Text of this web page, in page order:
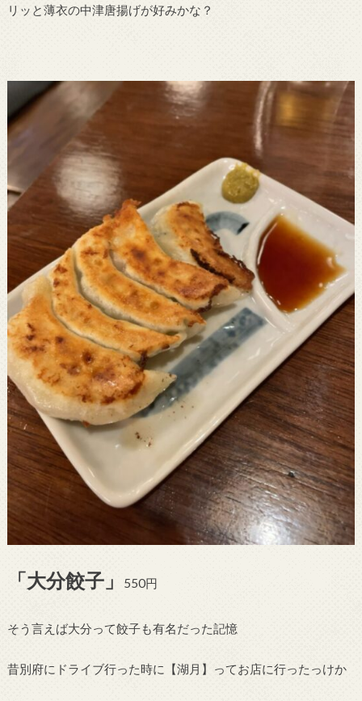
リッと薄衣の中津唐揚げが好みかな？
「大分餃子」 550円
そう言えば大分って餃子も有名だった記憶
昔別府にドライブ行った時に【湖月】ってお店に行ったっけか